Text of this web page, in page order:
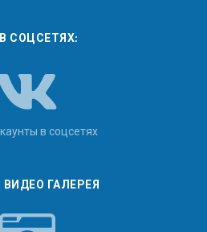
СОЦСЕТЯХ:
в соцсетях
ГАЛЕРЕЯ